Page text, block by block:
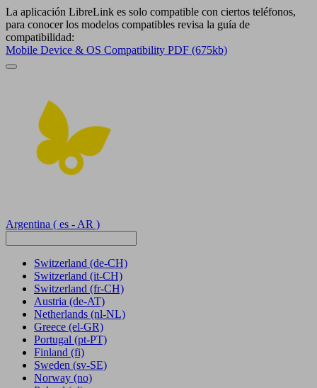
La aplicación LibreLink es solo compatible con ciertos teléfonos,
para conocer los modelos compatibles revisa la guía de
compatibilidad:
Mobile Device & OS Compatibility PDF (675kb)
Argentina ( es - AR )
Switzerland (de-CH)
Switzerland (it-CH)
Switzerland (fr-CH)
Austria (de-AT)
Netherlands (nl-NL)
Greece (el-GR)
Portugal (pt-PT)
Finland (fi)
Sweden (sv-SE)
Norway (no)